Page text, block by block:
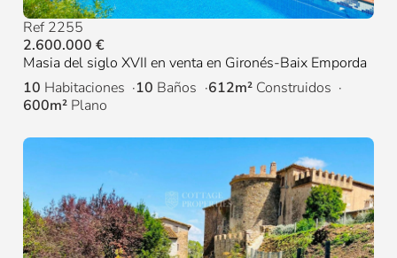
Ref 2255
2.600.000 €
Masia del siglo XVII en venta en Gironés-Baix Emporda
10 Habitaciones 10 Baños 612m² Construidos
600m² Plano